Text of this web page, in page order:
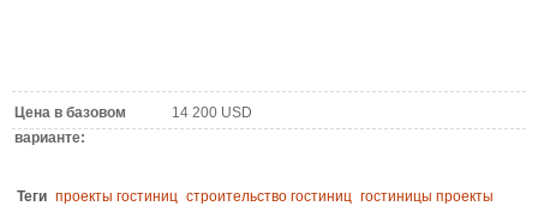
Цена в базовом
варианте:
14 200 USD
Теги проекты гостиниц строительство гостиниц гостиницы проекты